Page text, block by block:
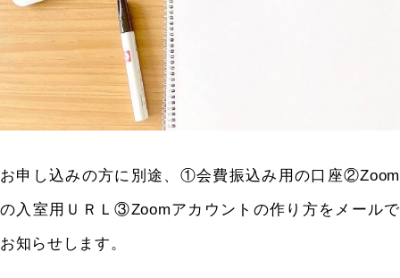
お申し込みの方に別途、①会費振込み用の口座②Zoom
の入室用ＵＲＬ③Zoomアカウントの作り方をメールで
お知らせします。